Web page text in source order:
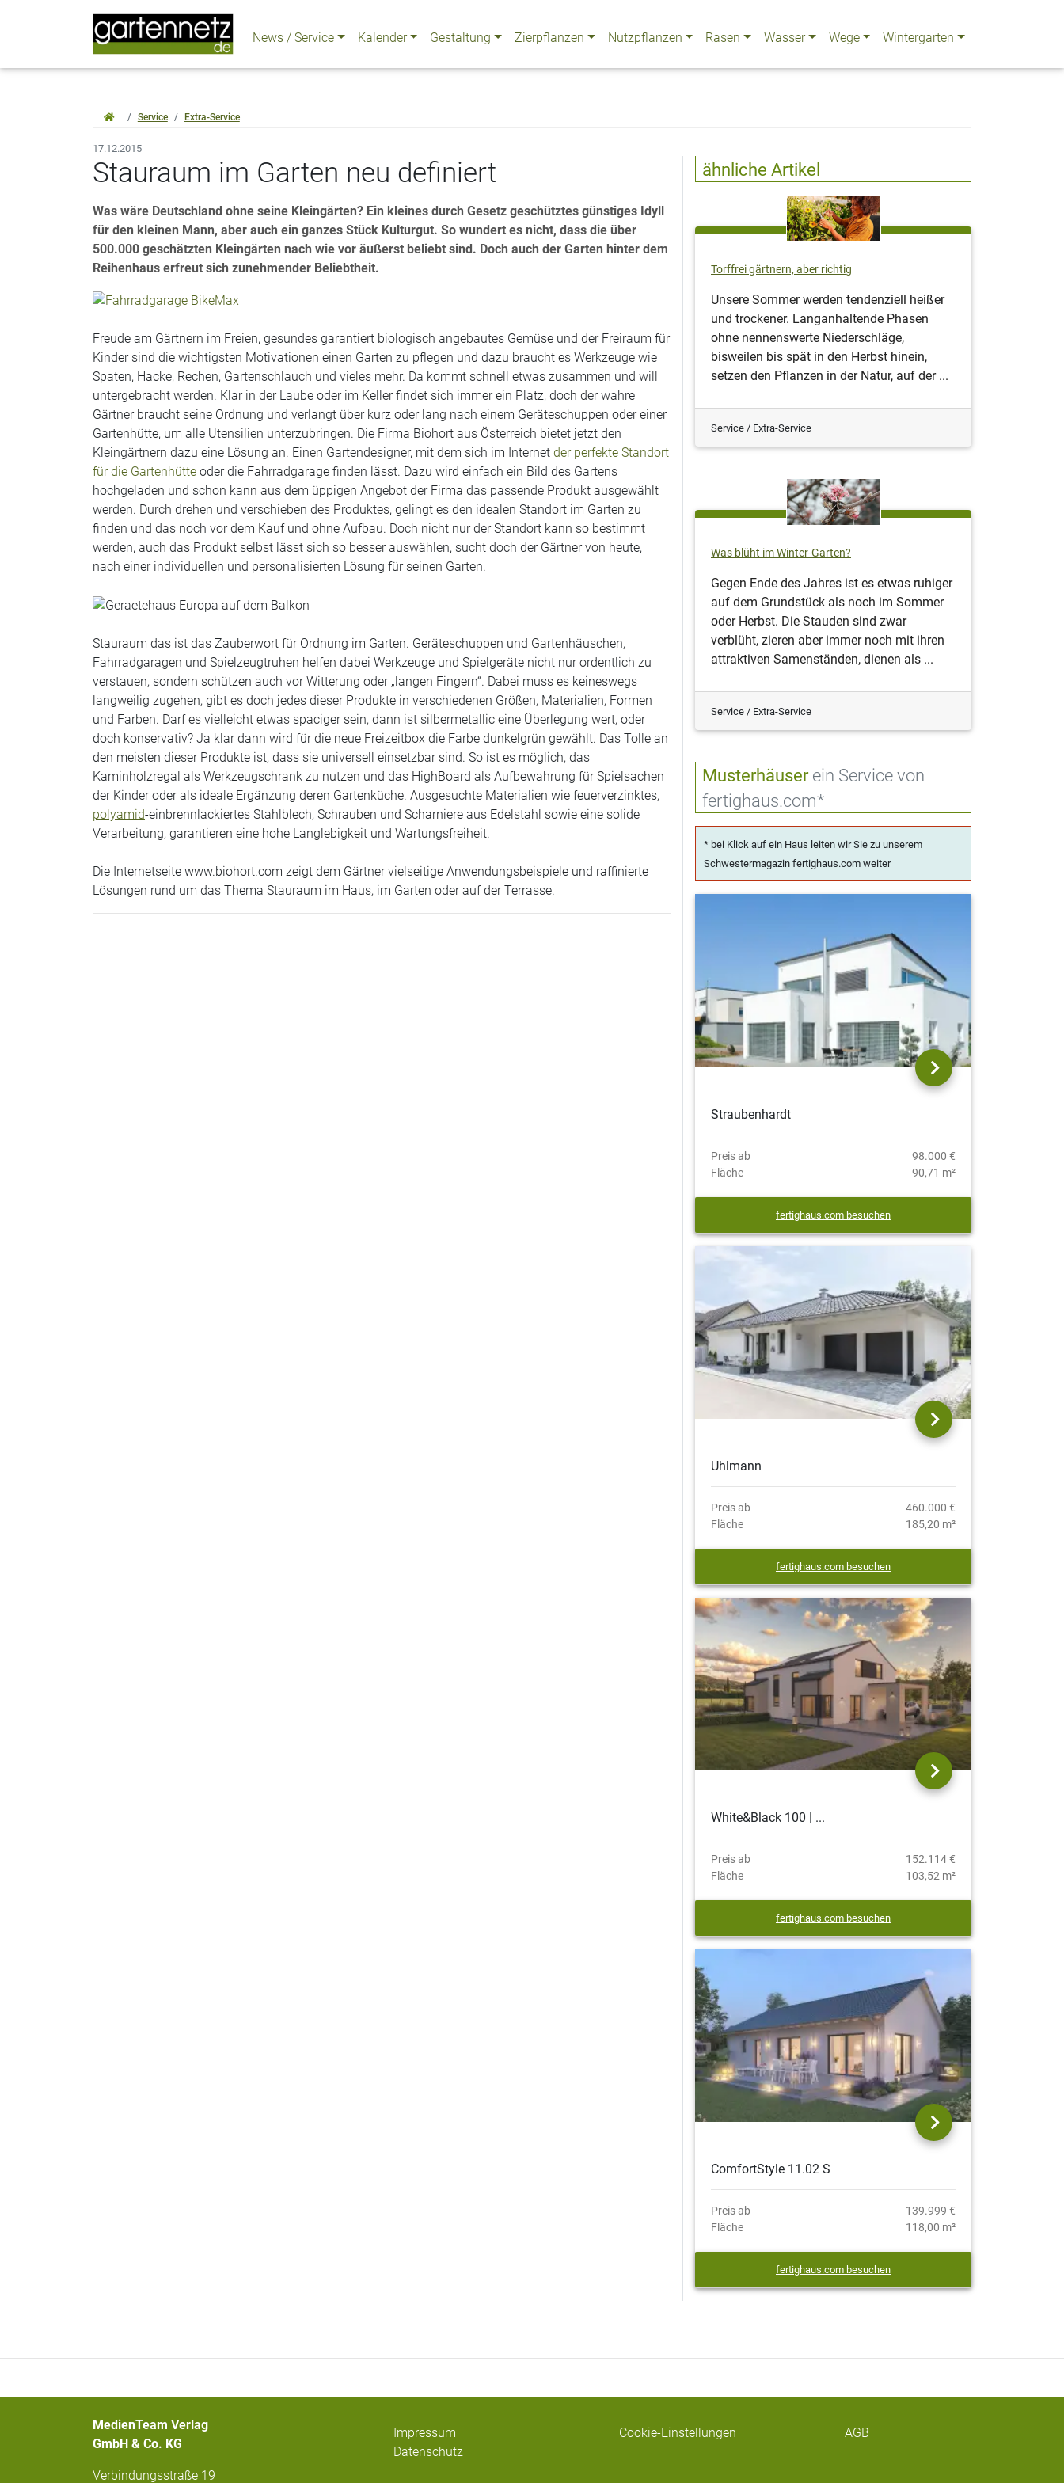
News / Service Kalender Gestaltung Zierpflanzen Nutzpflanzen Rasen Wasser Wege Wintergarten
Service Extra-Service
17.12.2015
Stauraum im Garten neu definiert
Was wäre Deutschland ohne seine Kleingärten? Ein kleines durch Gesetz geschütztes günstiges Idyll
für den kleinen Mann, aber auch ein ganzes Stück Kulturgut. So wundert es nicht, dass die über
500.000 geschätzten Kleingärten nach wie vor äußerst beliebt sind. Doch auch der Garten hinter dem
Reihenhaus erfreut sich zunehmender Beliebtheit.
Freude am Gärtnern im Freien, gesundes garantiert biologisch angebautes Gemüse und der Freiraum für
Kinder sind die wichtigsten Motivationen einen Garten zu pflegen und dazu braucht es Werkzeuge wie
Spaten, Hacke, Rechen, Gartenschlauch und vieles mehr. Da kommt schnell etwas zusammen und will
untergebracht werden. Klar in der Laube oder im Keller findet sich immer ein Platz, doch der wahre
Gärtner braucht seine Ordnung und verlangt über kurz oder lang nach einem Geräteschuppen oder einer
Gartenhütte, um alle Utensilien unterzubringen. Die Firma Biohort aus Österreich bietet jetzt den
Kleingärtnern dazu eine Lösung an. Einen Gartendesigner, mit dem sich im Internet der perfekte Standort
für die Gartenhütte oder die Fahrradgarage finden lässt. Dazu wird einfach ein Bild des Gartens
hochgeladen und schon kann aus dem üppigen Angebot der Firma das passende Produkt ausgewählt
werden. Durch drehen und verschieben des Produktes, gelingt es den idealen Standort im Garten zu
finden und das noch vor dem Kauf und ohne Aufbau. Doch nicht nur der Standort kann so bestimmt
werden, auch das Produkt selbst lässt sich so besser auswählen, sucht doch der Gärtner von heute,
nach einer individuellen und personalisierten Lösung für seinen Garten.
Stauraum das ist das Zauberwort für Ordnung im Garten. Geräteschuppen und Gartenhäuschen,
Fahrradgaragen und Spielzeugtruhen helfen dabei Werkzeuge und Spielgeräte nicht nur ordentlich zu
verstauen, sondern schützen auch vor Witterung oder „langen Fingern“. Dabei muss es keineswegs
langweilig zugehen, gibt es doch jedes dieser Produkte in verschiedenen Größen, Materialien, Formen
und Farben. Darf es vielleicht etwas spaciger sein, dann ist silbermetallic eine Überlegung wert, oder
doch konservativ? Ja klar dann wird für die neue Freizeitbox die Farbe dunkelgrün gewählt. Das Tolle an
den meisten dieser Produkte ist, dass sie universell einsetzbar sind. So ist es möglich, das
Kaminholzregal als Werkzeugschrank zu nutzen und das HighBoard als Aufbewahrung für Spielsachen
der Kinder oder als ideale Ergänzung deren Gartenküche. Ausgesuchte Materialien wie feuerverzinktes,
polyamid-einbrennlackiertes Stahlblech, Schrauben und Scharniere aus Edelstahl sowie eine solide
Verarbeitung, garantieren eine hohe Langlebigkeit und Wartungsfreiheit.
Die Internetseite www.biohort.com zeigt dem Gärtner vielseitige Anwendungsbeispiele und raffinierte
Lösungen rund um das Thema Stauraum im Haus, im Garten oder auf der Terrasse.
ähnliche Artikel
Torffrei gärtnern, aber richtig
Unsere Sommer werden tendenziell heißer
und trockener. Langanhaltende Phasen
ohne nennenswerte Niederschläge,
bisweilen bis spät in den Herbst hinein,
setzen den Pflanzen in der Natur, auf der ...
Service / Extra-Service
Was blüht im Winter-Garten?
Gegen Ende des Jahres ist es etwas ruhiger
auf dem Grundstück als noch im Sommer
oder Herbst. Die Stauden sind zwar
verblüht, zieren aber immer noch mit ihren
attraktiven Samenständen, dienen als ...
Service / Extra-Service
Musterhäuser ein Service von
fertighaus.com*
* bei Klick auf ein Haus leiten wir Sie zu unserem
Schwestermagazin fertighaus.com weiter
Straubenhardt
Preis ab
98.000 €
Fläche
90,71 m²
fertighaus.com besuchen
Uhlmann
Preis ab
460.000 €
Fläche
185,20 m²
fertighaus.com besuchen
White&Black 100 | ...
Preis ab
152.114 €
Fläche
103,52 m²
fertighaus.com besuchen
ComfortStyle 11.02 S
Preis ab
139.999 €
Fläche
118,00 m²
fertighaus.com besuchen
MedienTeam Verlag
GmbH & Co. KG
Verbindungsstraße 19
Impressum
Datenschutz
Cookie-Einstellungen AGB